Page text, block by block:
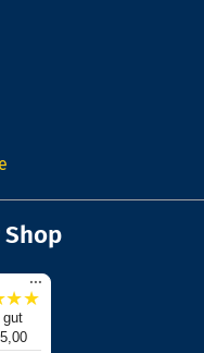
...
★★
gut